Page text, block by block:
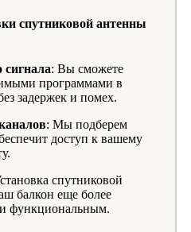
спутниковой антенны
сигнала: Вы сможете
программами в
задержек и помех.
: Мы подберем
доступ к вашему
спутниковой
балкон еще более
функциональным.